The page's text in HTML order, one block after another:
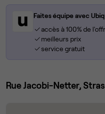
Faites équipe avec Ubiq
accès à 100% de
meilleurs prix
service gratuit
Rue Jacobi-Netter,